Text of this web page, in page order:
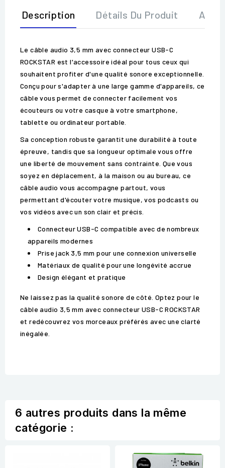
Description Détails Du Produit Avis
Le câble audio 3,5 mm avec connecteur USB-C
ROCKSTAR est l'accessoire idéal pour tous ceux qui
souhaitent profiter d'une qualité sonore exceptionnelle.
Conçu pour s'adapter à une large gamme d'appareils, ce
câble vous permet de connecter facilement vos
écouteurs ou votre casque à votre smartphone,
tablette ou ordinateur portable.
Sa conception robuste garantit une durabilité à toute
épreuve, tandis que sa longueur optimale vous offre
une liberté de mouvement sans contrainte. Que vous
soyez en déplacement, à la maison ou au bureau, ce
câble audio vous accompagne partout, vous
permettant d'écouter votre musique, vos podcasts ou
vos vidéos avec un son clair et précis.
Connecteur USB-C compatible avec de nombreux
appareils modernes
Prise jack 3,5 mm pour une connexion universelle
Matériaux de qualité pour une longévité accrue
Design élégant et pratique
Ne laissez pas la qualité sonore de côté. Optez pour le
câble audio 3,5 mm avec connecteur USB-C ROCKSTAR
et redécouvrez vos morceaux préférés avec une clarté
inégalée.
6 autres produits dans la même
catégorie :